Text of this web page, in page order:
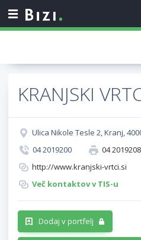
KRANJSKI
Ulica Nikole Tesle 2, Kranj,
04 2019200
04 2019208
http://www.kranjski-vrtci.si
Več kontaktov v TIS-u
Dodaj v portfelj